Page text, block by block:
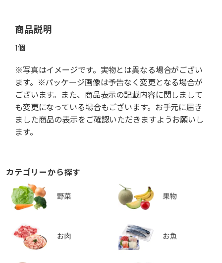
商品説明
1個
※写真はイメージです。実物とは異なる場合がござい
ます。※パッケージ画像は予告なく変更となる場合が
ございます。また、商品表示の記載内容に関しまして
も変更になっている場合もございます。お手元に届き
ました商品の表示をご確認いただきますようお願いし
ます。
カテゴリーから探す